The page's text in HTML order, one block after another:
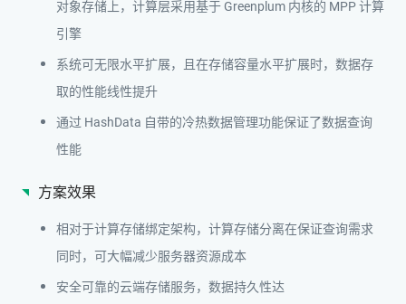
对象存储上，计算层采用基于 Greenplum 内核的 MPP 计算
引擎
系统可无限水平扩展，且在存储容量水平扩展时，数据存
取的性能线性提升
通过 HashData 自带的冷热数据管理功能保证了数据查询
性能
方案效果
相对于计算存储绑定架构，计算存储分离在保证查询需求
同时，可大幅减少服务器资源成本
安全可靠的云端存储服务，数据持久性达